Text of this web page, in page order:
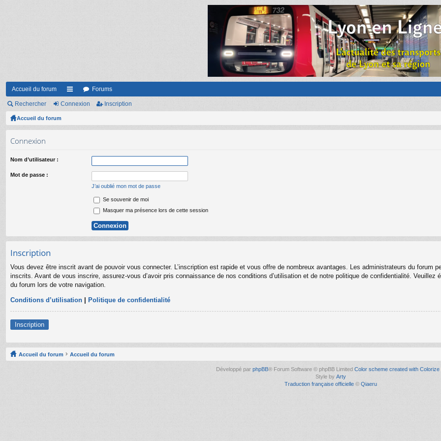
Accueil du forum
ac
Forums
Rechercher Connexion Inscription
Accueil du forum
Connexion
Nom d’utilisateur :
Mot de passe :
J’ai oublié mon mot de passe
Se souvenir de moi
Masquer ma présence lors de cette session
Inscription
Vous devez être inscrit avant de pouvoir vous connecter. L’inscription est rapide et vous offre de nombreux avantages. Les administrateurs du forum
inscrits. Avant de vous inscrire, assurez-vous d’avoir pris connaissance de nos conditions d’utilisation et de notre politique de confidentialité.
du forum lors de votre navigation.
Conditions d’utilisation | Politique de confidentialité
Inscription
Accueil du forum Accueil du forum
Développé par phpBB® Forum Software © phpBB Limited Color scheme created with Colorize
Style by Arty
Traduction française officielle © Qiaeru